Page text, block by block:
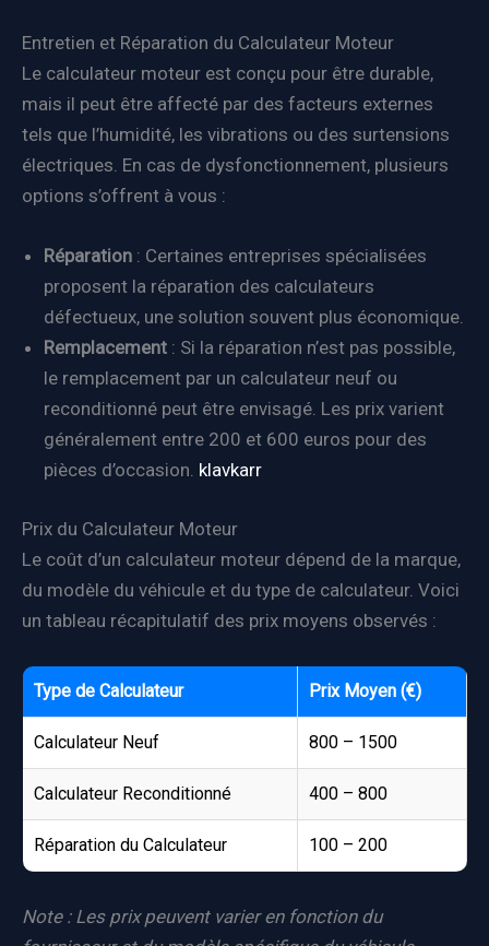
Entretien et Réparation du Calculateur Moteur
Le calculateur moteur est conçu pour être durable,
mais il peut être affecté par des facteurs externes
tels que l’humidité, les vibrations ou des surtensions
électriques. En cas de dysfonctionnement, plusieurs
options s’offrent à vous :
Réparation : Certaines entreprises spécialisées
proposent la réparation des calculateurs
défectueux, une solution souvent plus économique.
Remplacement : Si la réparation n’est pas possible,
le remplacement par un calculateur neuf ou
reconditionné peut être envisagé. Les prix varient
généralement entre 200 et 600 euros pour des
pièces d’occasion. klavkarr
Prix du Calculateur Moteur
Le coût d’un calculateur moteur dépend de la marque,
du modèle du véhicule et du type de calculateur. Voici
un tableau récapitulatif des prix moyens observés :
Type de Calculateur Prix Moyen (€)
Calculateur Neuf 800 – 1500
Calculateur Reconditionné 400 – 800
Réparation du Calculateur 100 – 200
Note : Les prix peuvent varier en fonction du